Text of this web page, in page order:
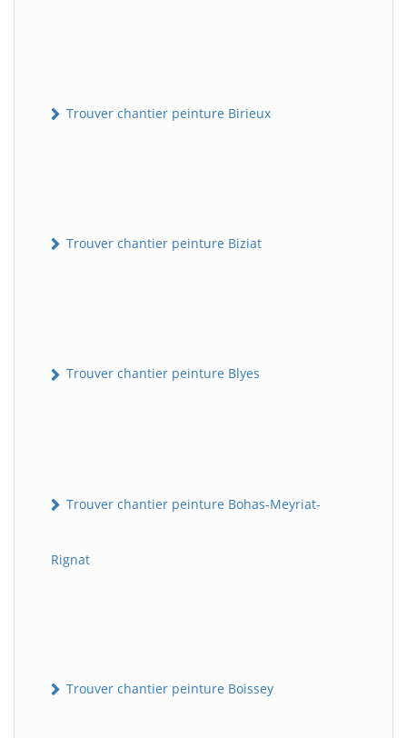
Trouver chantier peinture Birieux
Trouver chantier peinture Biziat
Trouver chantier peinture Blyes
Trouver chantier peinture Bohas-Meyriat-
Rignat
Trouver chantier peinture Boissey